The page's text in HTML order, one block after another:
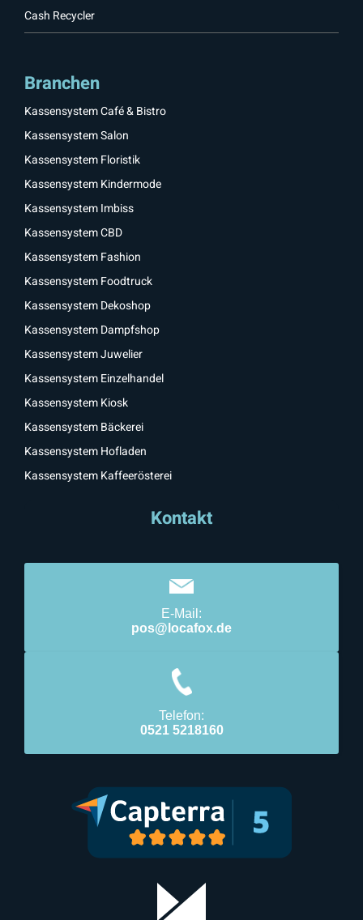
Cash Recycler
Branchen
Kassensystem Café & Bistro
Kassensystem Salon
Kassensystem Floristik
Kassensystem Kindermode
Kassensystem Imbiss
Kassensystem CBD
Kassensystem Fashion
Kassensystem Foodtruck
Kassensystem Dekoshop
Kassensystem Dampfshop
Kassensystem Juwelier
Kassensystem Einzelhandel
Kassensystem Kiosk
Kassensystem Bäckerei
Kassensystem Hofladen
Kassensystem Kaffeerösterei
Kontakt
E-Mail:
pos@locafox.de
Telefon:
0521 5218160